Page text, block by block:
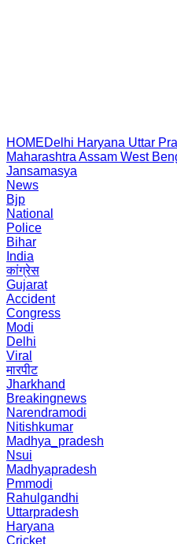
HOMEDelhi Haryana Uttar
Maharashtra Assam West
Jansamasya
News
Bjp
National
Police
Bihar
India
कांग्रेस
Gujarat
Accident
Congress
Modi
Delhi
Viral
मारपीट
Jharkhand
Breakingnews
Narendramodi
Nitishkumar
Madhya_pradesh
Nsui
Madhyapradesh
Pmmodi
Rahulgandhi
Uttarpradesh
Haryana
Cricket